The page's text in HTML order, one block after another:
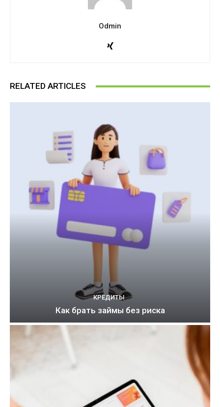
Odmin
RELATED ARTICLES
КРЕДИТЫ
Как брать займы без риска